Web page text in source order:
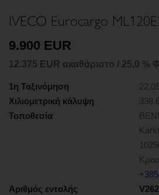
IVECO Eurocargo
9.900 EUR
12.375 EUR ακαθάριστο / 25,0 %
1η Ταξινόμηση
Χιλιομετρική κάλυψη
Τοποθεσία
Αριθμός εντολής